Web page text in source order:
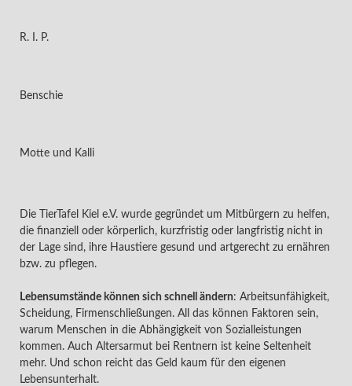
R. I. P.
Benschie
Motte und Kalli
Die TierTafel Kiel e.V. wurde gegründet um Mitbürgern zu helfen,
die finanziell oder körperlich, kurzfristig oder langfristig nicht in
der Lage sind, ihre Haustiere gesund und artgerecht zu ernähren
bzw. zu pflegen.
Lebensumstände können sich schnell ändern: Arbeitsunfähigkeit,
Scheidung, Firmenschließungen. All das können Faktoren sein,
warum Menschen in die Abhängigkeit von Sozialleistungen
kommen. Auch Altersarmut bei Rentnern ist keine Seltenheit
mehr. Und schon reicht das Geld kaum für den eigenen
Lebensunterhalt.